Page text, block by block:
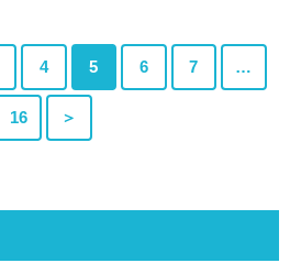
4 5 6 7 …
16 ＞